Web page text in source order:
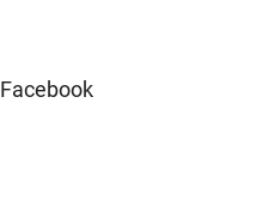
Facebook